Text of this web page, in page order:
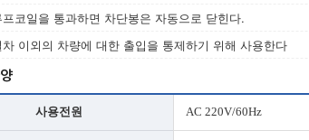
코일을 통과하면 차단봉은 자동으로 닫힌다.
이외의 차량에 대한 출입을 통제하기 위해 사용한다
사용전원 AC 220V/60Hz